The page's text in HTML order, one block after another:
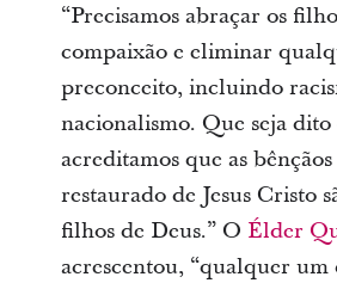
“Precisamos abraçar os
compaixão e eliminar
preconceito, incluindo
nacionalismo. Que seja
acreditamos que as
restaurado de Jesus Cristo
filhos de Deus.” O Élder
acrescentou, “qualquer um